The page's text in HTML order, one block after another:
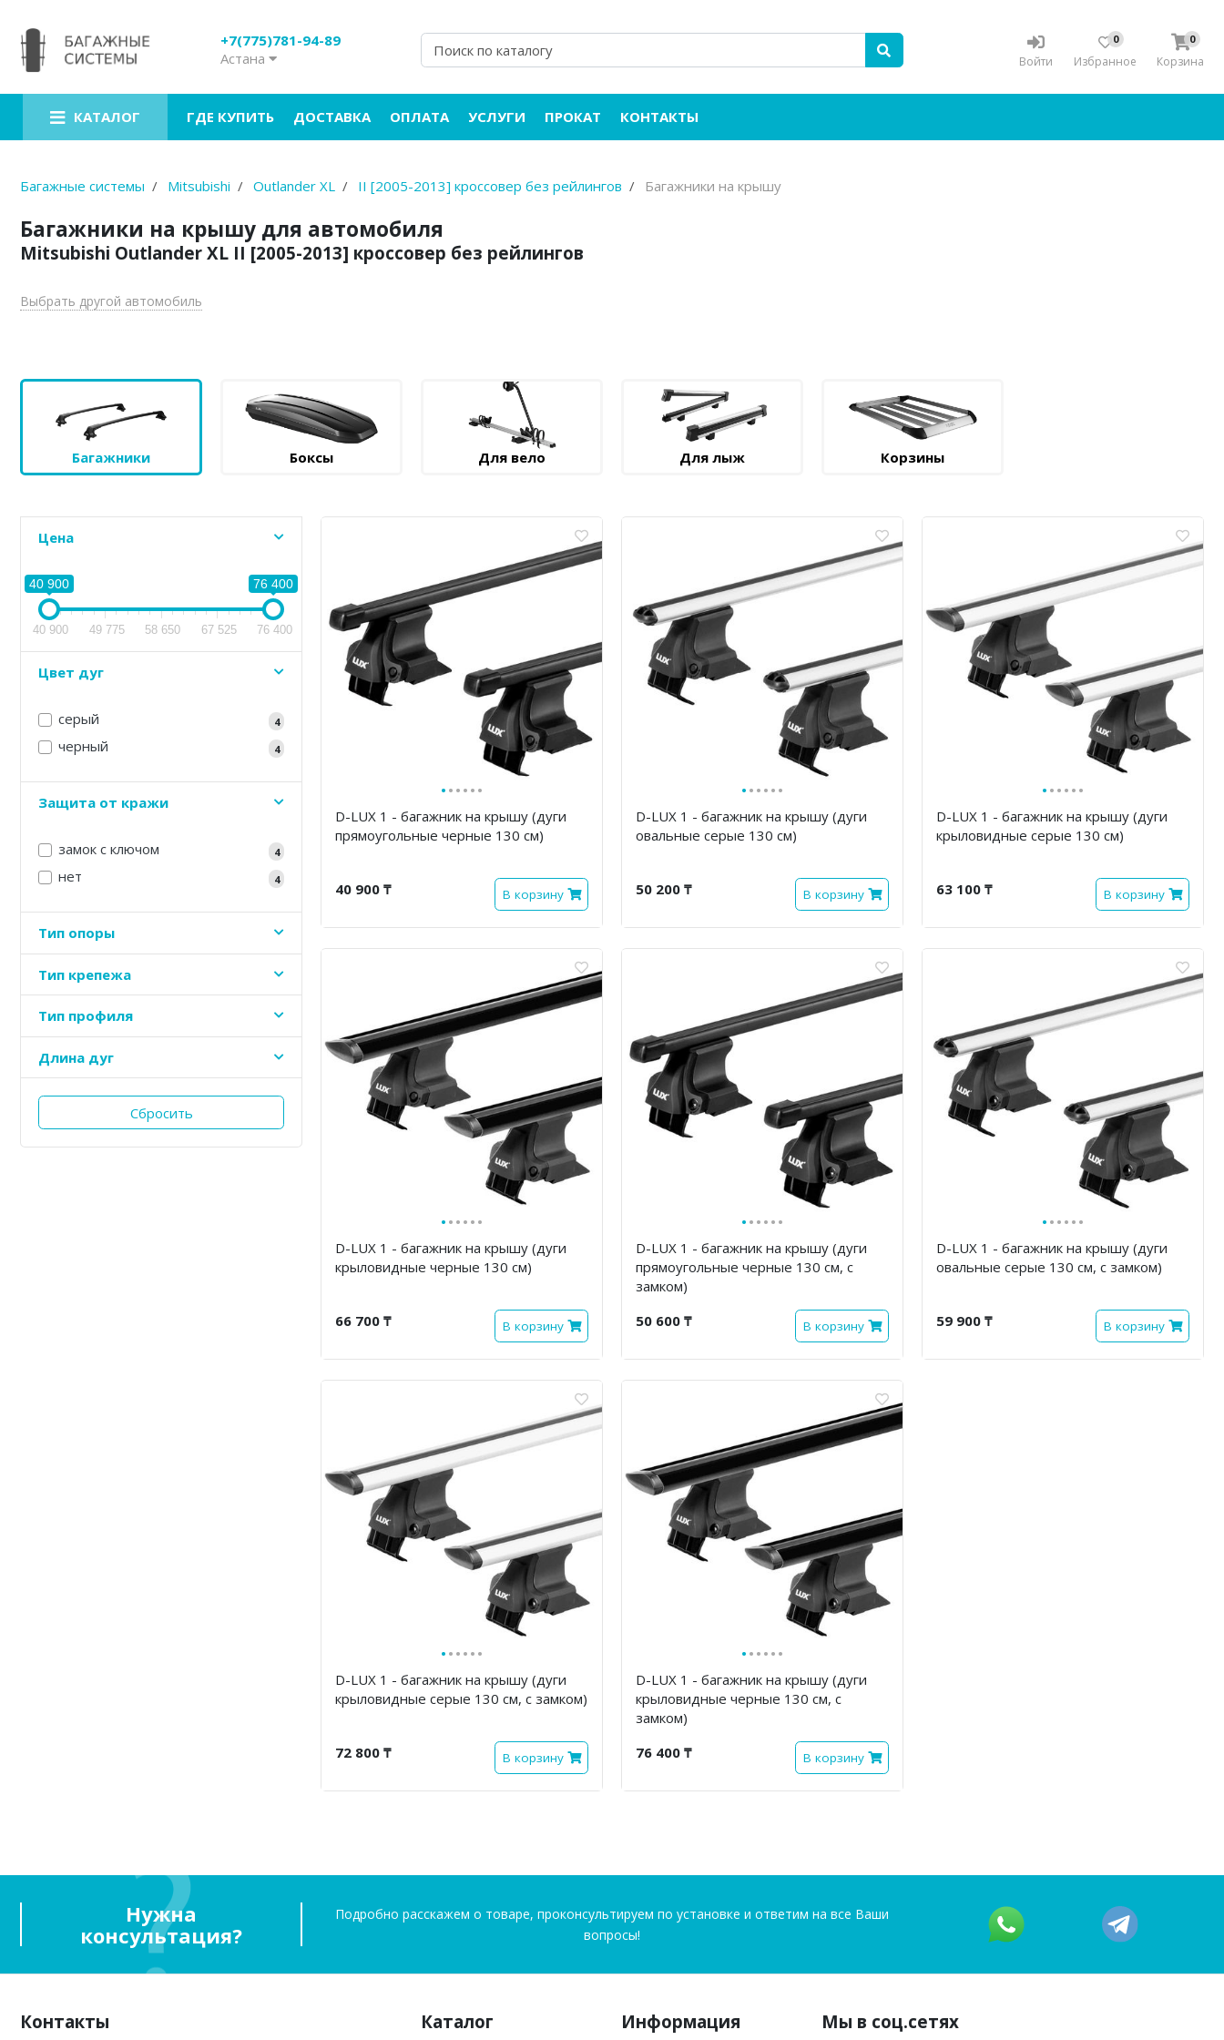
+7(775)781-94-89
Астана
Войти
0
Избранное
0
Корзина
КАТАЛОГ ГДЕ КУПИТЬ ДОСТАВКА ОПЛАТА УСЛУГИ ПРОКАТ КОНТАКТЫ
Багажные системы Mitsubishi Outlander XL II [2005-2013] кроссовер без рейлингов Багажники на крышу
Багажники на крышу для автомобиля
Mitsubishi Outlander XL II [2005-2013] кроссовер без рейлингов
Выбрать другой автомобиль
Багажники Боксы Для вело Для лыж Корзины
Цена
40 900 76 400
40 900 49 775 58 650 67 525 76 400
Цвет дуг
серый 4
черный 4
Защита от кражи
замок с ключом 4
нет 4
Тип опоры
Тип крепежа
Тип профиля
Длина дуг
Сбросить
······
D-LUX 1 - багажник на крышу (дуги
прямоугольные черные 130 см)
40 900 ₸ В корзину
······
D-LUX 1 - багажник на крышу (дуги
овальные серые 130 см)
50 200 ₸ В корзину
······
D-LUX 1 - багажник на крышу (дуги
крыловидные серые 130 см)
63 100 ₸ В корзину
······
D-LUX 1 - багажник на крышу (дуги
крыловидные черные 130 см)
66 700 ₸ В корзину
······
D-LUX 1 - багажник на крышу (дуги
прямоугольные черные 130 см, с
замком)
50 600 ₸
В корзину
······
D-LUX 1 - багажник на крышу (дуги
овальные серые 130 см, с замком)
59 900 ₸ В корзину
······
D-LUX 1 - багажник на крышу (дуги
крыловидные серые 130 см, с замком)
72 800 ₸ В корзину
······
D-LUX 1 - багажник на крышу (дуги
крыловидные черные 130 см, с
замком)
76 400 ₸
В корзину
Нужна
консультация?
Подробно расскажем о товаре, проконсультируем по установке и ответим на все Ваши
вопросы!
Контакты Каталог Информация Мы в соц.сетях
Багажники на крышу
Боксы на крышу
Велокрепления
Крепления для лыж
Грузовые корзины
Аксессуары